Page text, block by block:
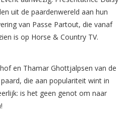
uit de paardenwereld aan hun
van Passe Partout, die vanaf
is op Horse & Country TV.
en Thamar Ghottjalpsen van de
die aan populariteit wint in
is het geen genot om naar